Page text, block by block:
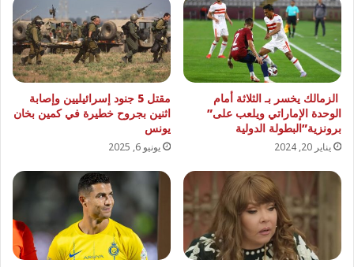
الزمالك يخسر بـ الثلاثة أمام
الوحدة الإماراتي ويلعب على”
برونزية”البطولة الدولية
يناير 20, 2024
مقتل 5 جنود إسرائيليين وإصابة
اثنين بجروح خطيرة في كمين بخان
يونس
يونيو 6, 2025